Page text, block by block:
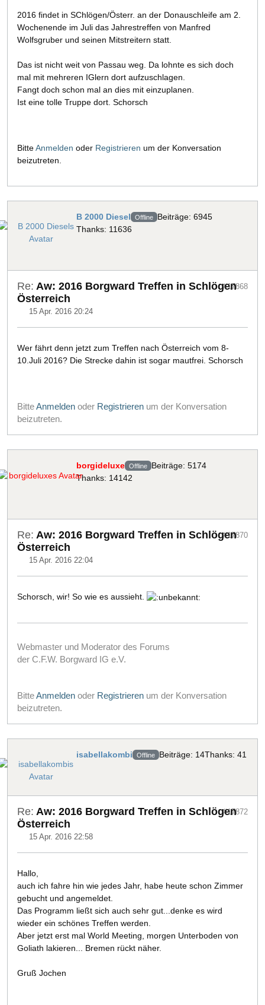
2016 findet in SChlögen/Österr. an der Donauschleife am 2.
Wochenende im Juli das Jahrestreffen von Manfred
Wolfsgruber und seinen Mitstreitern statt.
Das ist nicht weit von Passau weg. Da lohnte es sich doch
mal mit mehreren IGlern dort aufzuschlagen.
Fangt doch schon mal an dies mit einzuplanen.
Ist eine tolle Truppe dort. Schorsch
BitteAnmelden oder Registrieren um der Konversation
beizutreten.
B 2000 Diesel Offline Beiträge: 6945
Thanks: 11636
Re: Aw: 2016 Borgward Treffen in Schlögen
Österreich
15 Apr. 2016 20:24
#17868
Wer fährt denn jetzt zum Treffen nach Österreich vom 8-
10.Juli 2016? Die Strecke dahin ist sogar mautfrei. Schorsch
BitteAnmelden oder Registrieren um der Konversation
beizutreten.
borgideluxe Offline Beiträge: 5174
Thanks: 14142
Re: Aw: 2016 Borgward Treffen in Schlögen
Österreich
15 Apr. 2016 22:04
#17870
Schorsch, wir! So wie es aussieht.
Webmaster und Moderator des Forums
der C.F.W. Borgward IG e.V.
BitteAnmelden oder Registrieren um der Konversation
beizutreten.
isabellakombi Offline Beiträge: 14Thanks: 41
Re: Aw: 2016 Borgward Treffen in Schlögen
Österreich
15 Apr. 2016 22:58
#17872
Hallo,
auch ich fahre hin wie jedes Jahr, habe heute schon Zimmer
gebucht und angemeldet.
Das Programm ließt sich auch sehr gut...denke es wird
wieder ein schönes Treffen werden.
Aber jetzt erst mal World Meeting, morgen Unterboden von
Goliath lakieren... Bremen rückt näher.
Gruß Jochen